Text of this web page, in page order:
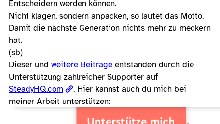
Entscheidern werden können.
Nicht klagen, sondern anpacken, so lautet das Motto.
Damit die nächste Generation nichts mehr zu meckern
hat.
(sb)
Dieser und weitere Beiträge entstanden durch die
Unterstützung zahlreicher Supporter auf
SteadyHQ.com
. Hier kannst auch du mich bei
meiner Arbeit unterstützen: